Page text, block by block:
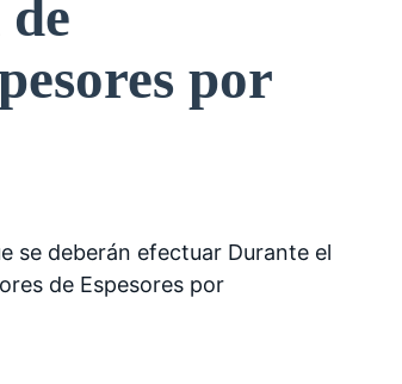
por
se deberán efectuar Durante el
de Espesores por